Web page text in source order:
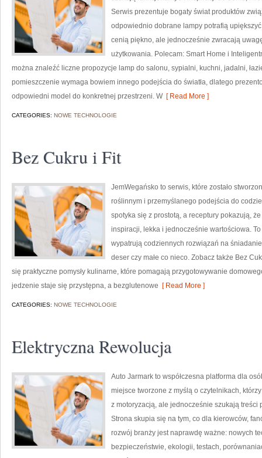
Serwis prezentuje bogaty świat produktów
odpowiednio dobrane lampy potrafią
cenią piękno, ale jednocześnie zwracają
użytkowania. Polecam: Smart Home i
można znaleźć liczne propozycje lamp do salonu, sypialni, kuchni, jadalni,
pomieszczenie wymaga bowiem innego podejścia do światła, dlatego
odpowiedni model do konkretnej przestrzeni. W [ Read More ]
CATEGORIES: NOWE TECHNOLOGIE
Bez Cukru i Fit
JemWegańsko to serwis, które zostało
roślinnym i przemyślanego podejścia do
spotyka się z prostotą, a receptury pokazują,
inspiracji, lekka i jednocześnie wartościowa.
wypatrują codziennych rozwiązań na
deser czy małe co nieco. Zobacz także Bez
się praktyczne pomysły kulinarne, które pomagają przygotowywanie
jedzenie staje się przystępna, a bezglutenowe [ Read More ]
CATEGORIES: NOWE TECHNOLOGIE
Elektryczna Rewolucja
Auto Jarmark to współczesna platforma dla
miejsce tworzone z myślą o czytelnikach,
z motoryzacją, ale jednocześnie szukają
Strona skupia się na tym, co dla kierowców,
rozwój branży jest naprawdę ważne: nowych
bezpieczeństwie, ekologii, testach,